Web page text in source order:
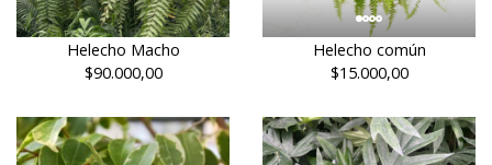
Helecho Macho
$90.000,00
Helecho común
$15.000,00